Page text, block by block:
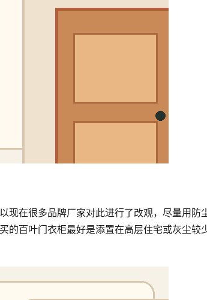
现在很多品牌厂家对此进行了改观，尽量用防
的百叶门衣柜最好是添置在高层住宅或灰尘较